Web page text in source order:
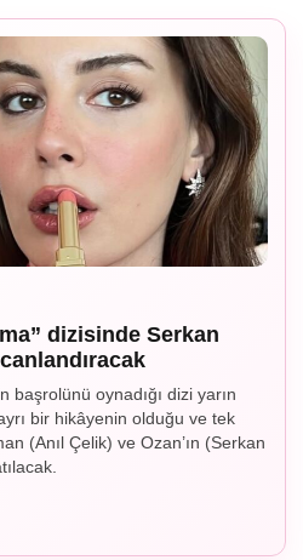
dizisinde Serkan
başrolünü oynadığı dizi yarın
bir hikâyenin olduğu ve tek
(Anıl Çelik) ve Ozan’ın (Serkan